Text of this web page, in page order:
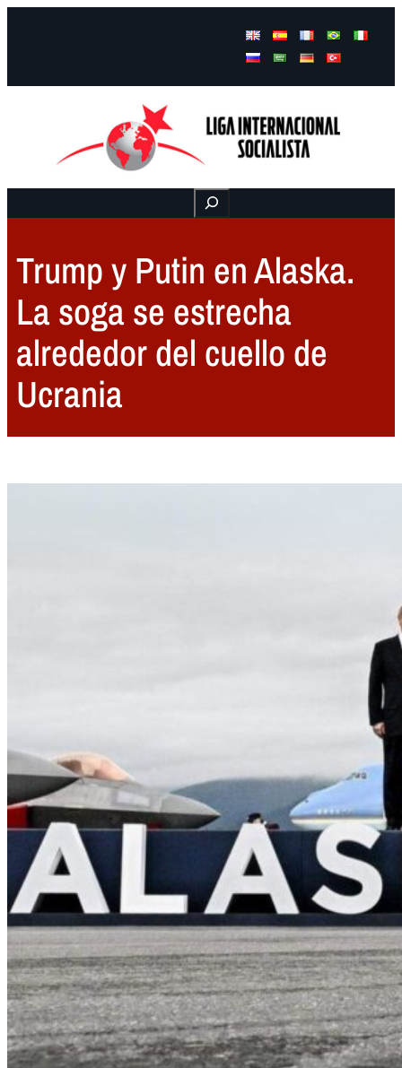
Buscar
Trump y Putin en Alaska.
La soga se estrecha
alrededor del cuello de
Ucrania